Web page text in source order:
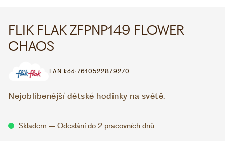
FLIK FLAK ZFPNP149 FLOWER
CHAOS
EAN kód:7610522879270
Nejoblíbenější dětské hodinky na světě.
Skladem – Odeslání do 2 pracovních dnů